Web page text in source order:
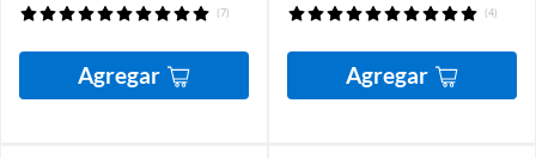
(7)
Agregar
(4)
Agregar